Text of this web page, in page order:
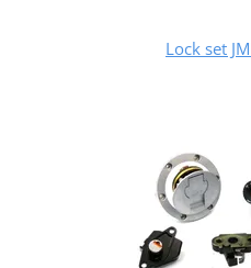
Lock set